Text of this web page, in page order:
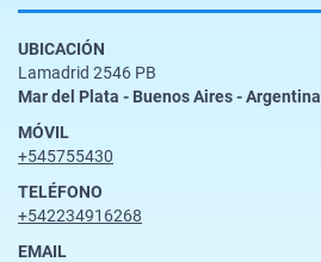
UBICACIÓN
Lamadrid 2546 PB
Mar del Plata - Buenos Aires - Argentina
MÓVIL
+545755430
TELÉFONO
+542234916268
EMAIL